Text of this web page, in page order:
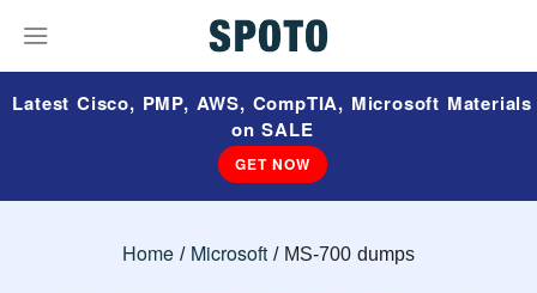
Latest Cisco, PMP, AWS, CompTIA, Microsoft Materials
on SALE
GET NOW
Home Microsoft MS-700 dumps